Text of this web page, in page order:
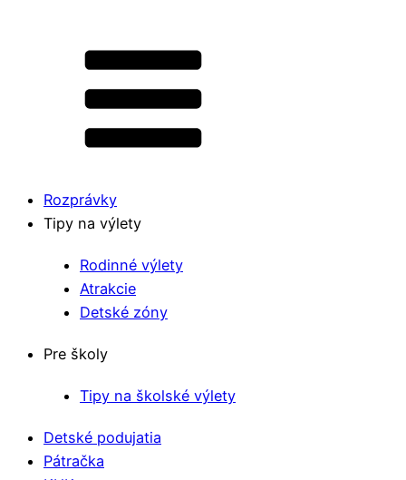
Rozprávky
Tipy na výlety
Rodinné výlety
Atrakcie
Detské zóny
Pre školy
Tipy na školské výlety
Detské podujatia
Pátračka